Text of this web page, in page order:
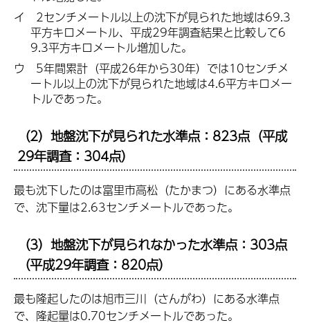
イ 2センチメートル以上の沈下が見られた地域は69.3
平方キロメートル、平成29年調査結果と比較して6
9.3平方キロメートル増加した。
ウ 5年間累計（平成26年から30年）では10センチメ
ートル以上の沈下が見られた地域は4.6平方キロメー
トルであった。
（2）地盤沈下が見られた水準点：823点（平成
29年調査：304点）
最も沈下したのは富里市高松（たかまつ） にある水準点
で、沈下量は2.63センチメートルであった。
（3）地盤沈下が見られなかった水準点：303点
（平成29年調査：820点）
最も隆起したのは旭市三川（さんがわ） にある水準点
で、隆起量は0.70センチメートルであった。